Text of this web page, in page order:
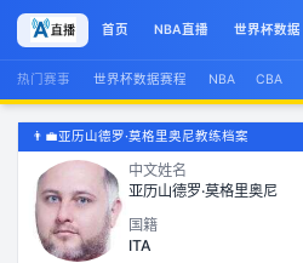
首页 NBA直播 世界杯数据
热门赛事 世界杯数据赛程 NBA CBA
👨‍💼亚历山德罗·莫格里奥尼教练档案
中文姓名
亚历山德罗·莫格里奥尼
国籍
ITA